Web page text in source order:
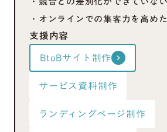
・オンラインでの集客力を高め
支援内容
BtoBサイト制作
keyboard_arrow_right
サービス資料制作
ランディングページ制作